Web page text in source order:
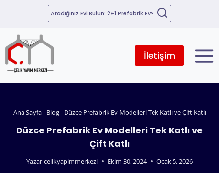
Aradığınız Evi Bulun: 2+1 Prefabrik Ev?
İletişim
Ana Sayfa- Blog- Düzce Prefabrik Ev Modelleri Tek Katlı ve Çift Katlı
Düzce Prefabrik Ev Modelleri Tek Katlı ve
Çift Katlı
Yazar celikyapimmerkezi Ekim 30, 2024 Ocak 5, 2026